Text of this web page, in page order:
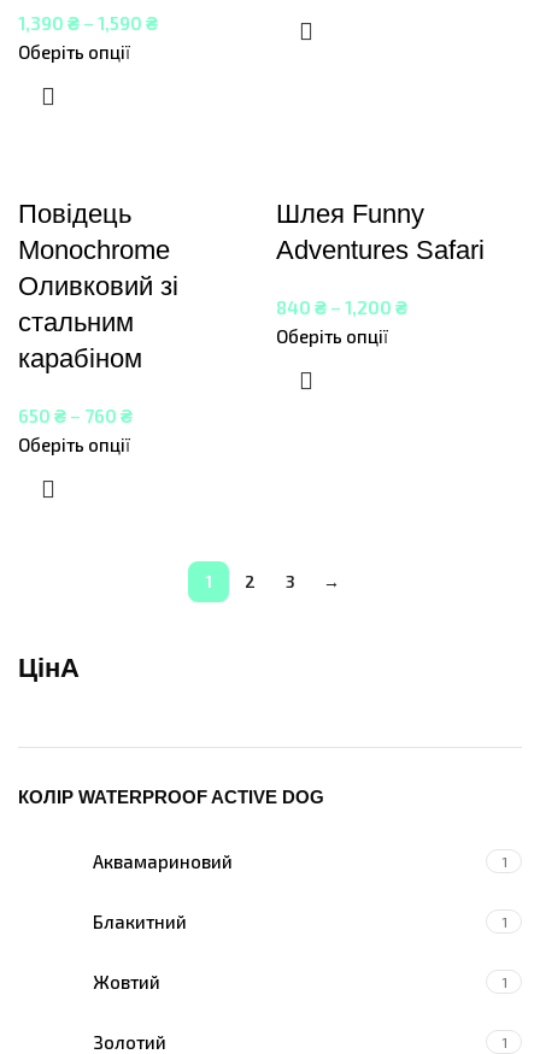
ЦінА
КОЛІР WATERPROOF ACTIVE DOG
Аквамариновий 1
Блакитний 1
Жовтий 1
Золотий 1
1,390 ₴ – 1,590 ₴
Оберіть опції
Повідець
Monochrome
Оливковий зі
стальним
карабіном
650 ₴ – 760 ₴
Оберіть опції
Шлея Funny
Adventures Safari
840 ₴ – 1,200 ₴
Оберіть опції
1 2 3 →